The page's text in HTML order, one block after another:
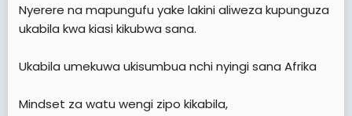
Nyerere na mapungufu yake lakini aliweza kupunguza
ukabila kwa kiasi kikubwa sana.
Ukabila umekuwa ukisumbua nchi nyingi sana Afrika
Mindset za watu wengi zipo kikabila,